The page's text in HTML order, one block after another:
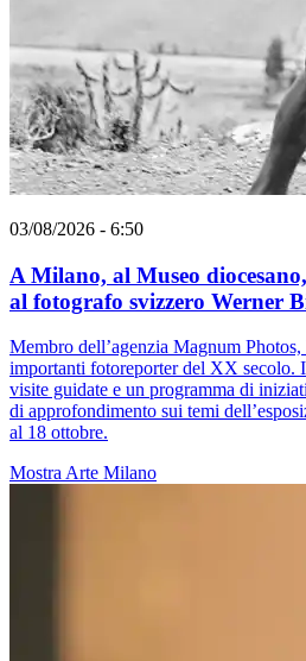
03/08/2026 - 6:50
A Milano, al Museo
al fotografo svizzero Werner
Membro dell’agenzia Magnum
importanti fotoreporter del XX secolo.
visite guidate e un programma di
di approfondimento sui temi
al 18 ottobre.
Mostra Arte Milano